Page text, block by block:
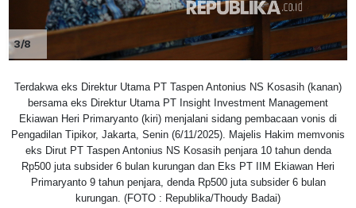
3/8
Terdakwa eks Direktur Utama PT Taspen Antonius NS Kosasih (kanan)
bersama eks Direktur Utama PT Insight Investment Management
Ekiawan Heri Primaryanto (kiri) menjalani sidang pembacaan vonis di
Pengadilan Tipikor, Jakarta, Senin (6/11/2025). Majelis Hakim memvonis
eks Dirut PT Taspen Antonius NS Kosasih penjara 10 tahun denda
Rp500 juta subsider 6 bulan kurungan dan Eks PT IIM Ekiawan Heri
Primaryanto 9 tahun penjara, denda Rp500 juta subsider 6 bulan
kurungan. (FOTO : Republika/Thoudy Badai)